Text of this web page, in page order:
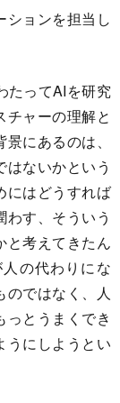
ョンを担当し
たってAIを研究
チャーの理解と
にあるのは、
ないかという
にはどうすれば
す、そういう
と考えてきたん
の代わりにな
のではなく、人
っとうまくでき
うにしようとい